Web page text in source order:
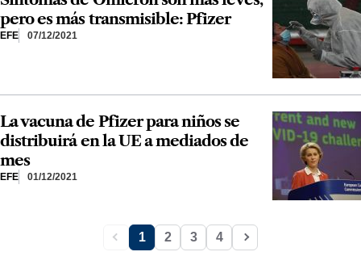
pero es más transmisible: Pfizer
EFE 07/12/2021
La vacuna de Pfizer para niños se
distribuirá en la UE a mediados de
mes
EFE 01/12/2021
1 2 3 4